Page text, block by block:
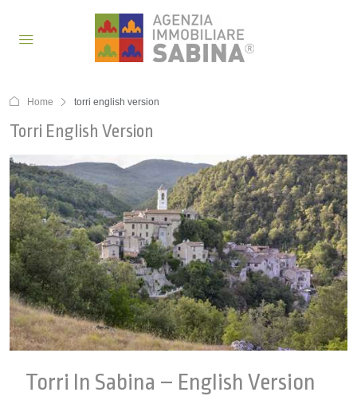
Home torri english version
Torri English Version
Torri In Sabina – English Version